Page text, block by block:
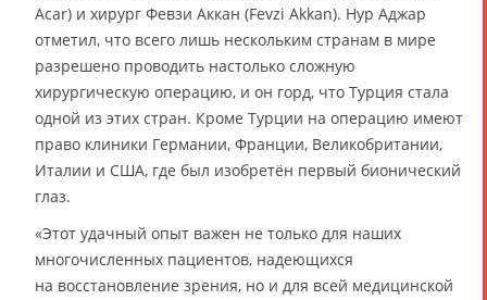
Acar) и хирург Февзи Аккан (Fevzi Akkan). Нур Аджар
отметил, что всего лишь нескольким странам в мире
разрешено проводить настолько сложную
хирургическую операцию, и он горд, что Турция стала
одной из этих стран. Кроме Турции на операцию имеют
право клиники Германии, Франции, Великобритании,
Италии и США, где был изобретён первый бионический
глаз.
«Этот удачный опыт важен не только для наших
многочисленных пациентов, надеющихся
на восстановление зрения, но и для всей медицинской